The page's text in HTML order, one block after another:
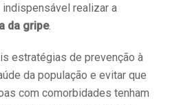
realizar a
da gripe.
estratégias de prevenção à
da população e evitar que
com comorbidades tenham